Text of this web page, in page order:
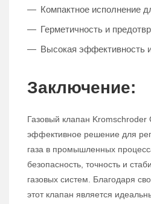
Компактное исполнение
Герметичность и
Высокая эффективность
Заключение:
Газовый клапан Kromschroder
эффективное решение для
газа в промышленных
безопасность, точность и
газовых систем. Благодаря
этот клапан является